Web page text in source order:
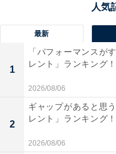
最新
1
「パフォーマンスが
レント」ランキング
2026/08/06
2
ギャップがあると思
レント」ランキング
2026/08/06